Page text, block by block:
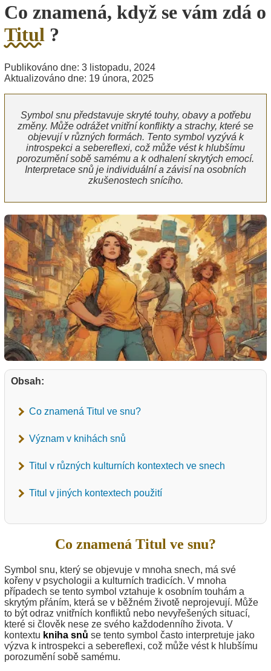
Co znamená, když se vám zdá o
Titul ?
Publikováno dne: 3 listopadu, 2024
Aktualizováno dne: 19 února, 2025
Symbol snu představuje skryté touhy, obavy a potřebu
změny. Může odrážet vnitřní konflikty a strachy, které se
objevují v různých formách. Tento symbol vyzývá k
introspekci a sebereflexi, což může vést k hlubšímu
porozumění sobě samému a k odhalení skrytých emocí.
Interpretace snů je individuální a závisí na osobních
zkušenostech snícího.
Obsah:
Co znamená Titul ve snu?
Význam v knihách snů
Titul v různých kulturních kontextech ve snech
Titul v jiných kontextech použití
Co znamená Titul ve snu?
Symbol snu, který se objevuje v mnoha snech, má své
kořeny v psychologii a kulturních tradicích. V mnoha
případech se tento symbol vztahuje k osobním touhám a
skrytým přáním, která se v běžném životě neprojevují. Může
to být odraz vnitřních konfliktů nebo nevyřešených situací,
které si člověk nese ze svého každodenního života. V
kontextu kniha snů se tento symbol často interpretuje jako
výzva k introspekci a sebereflexi, což může vést k hlubšímu
porozumění sobě samému.